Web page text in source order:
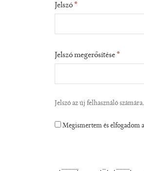
Jelszó*
Jelszó megerősítése*
Jelszó az új felhasználó
Megismertem és elfogadom